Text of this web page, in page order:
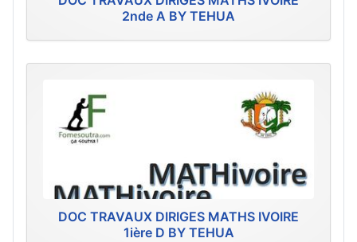
2nde A BY TEHUA
DOC TRAVAUX DIRIGES MATHS IVOIRE
1ière D BY TEHUA